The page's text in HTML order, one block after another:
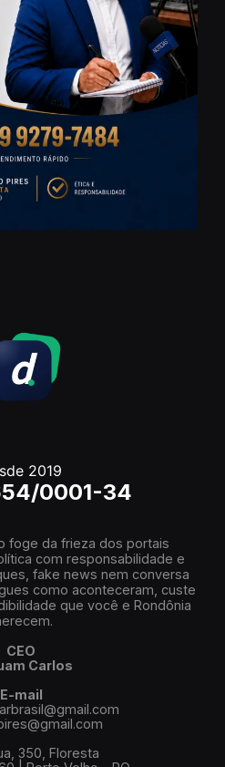
2019
0001-34
foge da frieza dos portais
com responsabilidade e
fake news nem conversa
como aconteceram, custe
que você e Rondônia
CEO
Carlos
E-mail
350, Floresta